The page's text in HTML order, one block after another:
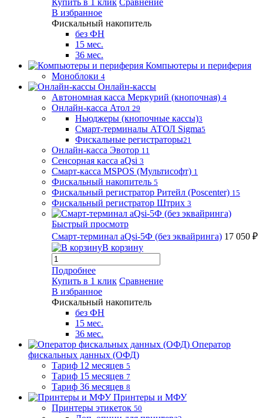
Купить в 1 клик Сравнение
В избранное
Фискальный накопитель
без ФН
15 мес.
36 мес.
Компьютеры и периферия
Моноблоки 4
Онлайн-кассы
Автономная касса Меркурий (кнопочная) 4
Онлайн-касса Атол 29
Ньюджеры (кнопочные кассы)3
Смарт-терминалы АТОЛ Sigma5
Фискальные регистраторы21
Онлайн-касса Эвотор 11
Сенсорная касса aQsi 3
Смарт-касса MSPOS (Мультисофт) 1
Фискальный накопитель 5
Фискальный регистратор Ритейл (Poscenter) 15
Фискальный регистратор Штрих 3
Быстрый просмотр
Смарт-терминал aQsi-5Ф (без эквайринга) 17 050 ₽
В корзину
Подробнее
Купить в 1 клик Сравнение
В избранное
Фискальный накопитель
без ФН
15 мес.
36 мес.
Оператор
фискальных данных (ОФД)
Тариф 12 месяцев 5
Тариф 15 месяцев 7
Тариф 36 месяцев 8
Принтеры и МФУ
Принтеры этикеток 50